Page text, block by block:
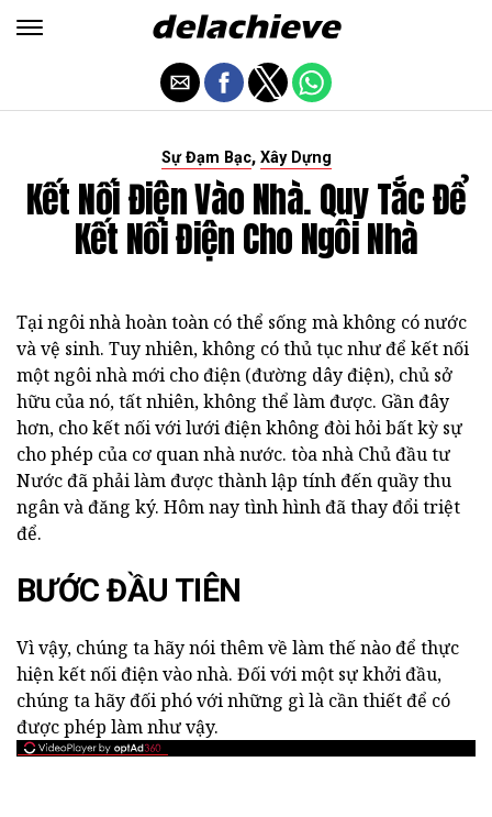
Sự Đạm Bạc, Xây Dựng
Kết Nối Điện Vào Nhà. Quy Tắc Để
Kết Nối Điện Cho Ngôi Nhà
Tại ngôi nhà hoàn toàn có thể sống mà không có nước
và vệ sinh. Tuy nhiên, không có thủ tục như để kết nối
một ngôi nhà mới cho điện (đường dây điện), chủ sở
hữu của nó, tất nhiên, không thể làm được. Gần đây
hơn, cho kết nối với lưới điện không đòi hỏi bất kỳ sự
cho phép của cơ quan nhà nước. tòa nhà Chủ đầu tư
Nước đã phải làm được thành lập tính đến quầy thu
ngân và đăng ký. Hôm nay tình hình đã thay đổi triệt
để.
BƯỚC ĐẦU TIÊN
Vì vậy, chúng ta hãy nói thêm về làm thế nào để thực
hiện kết nối điện vào nhà. Đối với một sự khởi đầu,
chúng ta hãy đối phó với những gì là cần thiết để có
được phép làm như vậy.